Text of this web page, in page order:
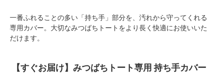
一番ふれることの多い「持ち手」部分を、汚れから守ってくれる
専用カバー。大切なみつばちトートをより長く快適にお使いいた
だけます。
【すぐお届け】みつばちトート専用 持ち手カバー